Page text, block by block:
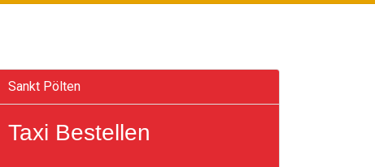
Sankt Pölten
Taxi Bestellen